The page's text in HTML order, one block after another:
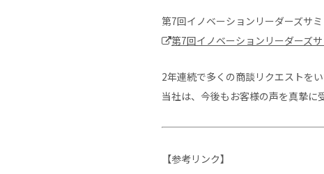
第7回イノベーションリーダーズサ
第7回イノベーションリーダーズサ
2年連続で多くの商談リクエストを
当社は、今後もお客様の声を真摯に
【参考リンク】